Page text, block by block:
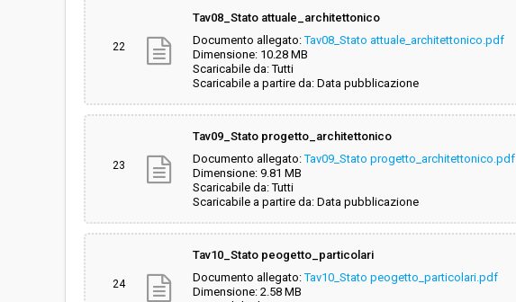
22
Tav08_Stato attuale_architettonico
Documento allegato:Tav08_Stato attuale_architettonico.pdf
Dimensione: 10.28 MB
Scaricabile da: Tutti
Scaricabile a partire da: Data pubblicazione
23
Tav09_Stato progetto_architettonico
Documento allegato:Tav09_Stato progetto_architettonico.pdf
Dimensione: 9.81 MB
Scaricabile da: Tutti
Scaricabile a partire da: Data pubblicazione
24
Tav10_Stato peogetto_particolari
Documento allegato:Tav10_Stato peogetto_particolari.pdf
Dimensione: 2.58 MB